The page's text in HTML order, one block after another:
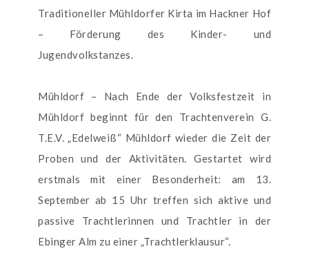
Traditioneller Mühldorfer Kirta im Hackner Hof
– Förderung des Kinder- und
Jugendvolkstanzes.
Mühldorf – Nach Ende der Volksfestzeit in
Mühldorf beginnt für den Trachtenverein G.
T.E.V. „Edelweiß“ Mühldorf wieder die Zeit der
Proben und der Aktivitäten. Gestartet wird
erstmals mit einer Besonderheit: am 13.
September ab 15 Uhr treffen sich aktive und
passive Trachtlerinnen und Trachtler in der
Ebinger Alm zu einer „Trachtlerklausur“.